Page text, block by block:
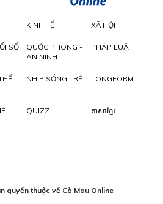
KINH TẾ XÃ HỘI
SỐ
QUỐC PHÒNG -
AN NINH
PHÁP LUẬT
NHỊP SỐNG TRẺ LONGFORM
QUIZZ ភាសាខ្មែរ
quyền thuộc về Cà Mau Online